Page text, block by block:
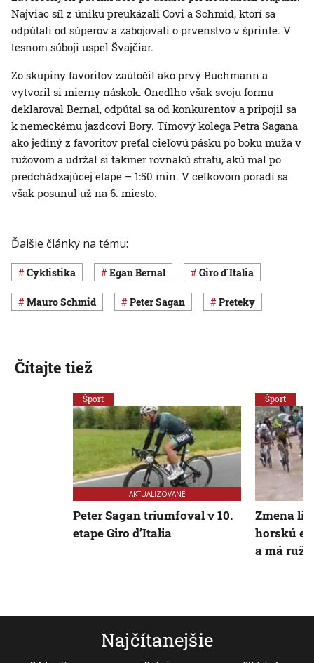
Najviac síl z úniku preukázali Covi a Schmid, ktorí sa
odpútali od súperov a zabojovali o prvenstvo v šprinte. V
tesnom súboji uspel Švajčiar.
Zo skupiny favoritov zaútočil ako prvý Buchmann a
vytvoril si mierny náskok. Onedlho však svoju formu
deklaroval Bernal, odpútal sa od konkurentov a pripojil sa
k nemeckému jazdcovi Bory. Tímový kolega Petra Sagana
ako jediný z favoritov preťal cieľovú pásku po boku muža v
ružovom a udržal si takmer rovnakú stratu, akú mal po
predchádzajúcej etape – 1:50 min. V celkovom poradí sa
však posunul už na 6. miesto.
Ďalšie články na tému:
Cyklistika Egan Bernal Giro d´Italia
Mauro Schmid Peter Sagan preteky
Najčítanejšie
Čítajte tiež
Šport
AKTUALIZOVANÉ
Peter Sagan triumfoval v 10.
etape Giro d’Italia
Šport
Zmena
horskú
a má